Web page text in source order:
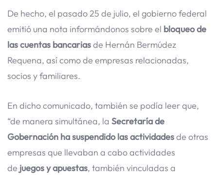
De hecho, el pasado 25 de julio, el gobierno federal
emitió una nota informándonos sobre el bloqueo de
las cuentas bancariasde Hernán Bermúdez
Requena, así como de empresas relacionadas,
socios y familiares.
En dicho comunicado, también se podía leer que,
“de manera simultánea, la Secretaría de
Gobernación ha suspendido las actividadesde otras
empresas que llevaban a cabo actividades
de juegos y apuestas, también vinculadas a